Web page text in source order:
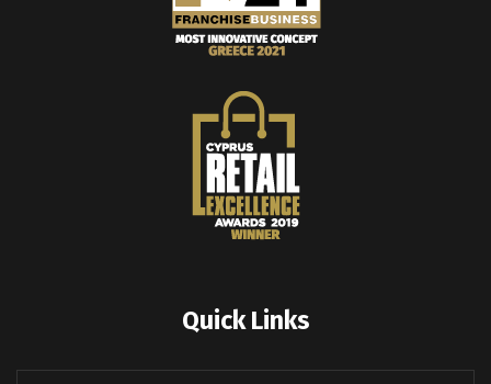
Quick Links